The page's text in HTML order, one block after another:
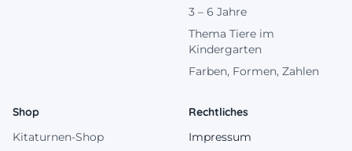
3 – 6 Jahre
Thema Tiere im
Kindergarten
Farben, Formen, Zahlen
Shop
Kitaturnen-Shop
Rechtliches
Impressum